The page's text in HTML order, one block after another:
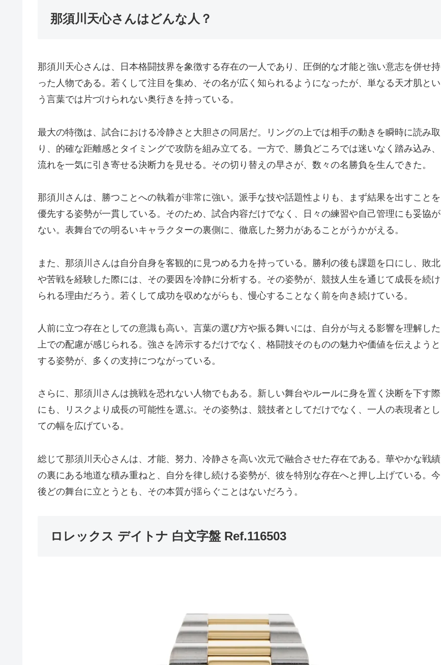
那須川天心さんはどんな人？
那須川天心さんは、日本格闘技界を象徴する存在の一人であり、圧倒的な才能と強い意志を併せ持
った人物である。若くして注目を集め、その名が広く知られるようになったが、単なる天才肌とい
う言葉では片づけられない奥行きを持っている。
最大の特徴は、試合における冷静さと大胆さの同居だ。リングの上では相手の動きを瞬時に読み取
り、的確な距離感とタイミングで攻防を組み立てる。一方で、勝負どころでは迷いなく踏み込み、
流れを一気に引き寄せる決断力を見せる。その切り替えの早さが、数々の名勝負を生んできた。
那須川さんは、勝つことへの執着が非常に強い。派手な技や話題性よりも、まず結果を出すことを
優先する姿勢が一貫している。そのため、試合内容だけでなく、日々の練習や自己管理にも妥協が
ない。表舞台での明るいキャラクターの裏側に、徹底した努力があることがうかがえる。
また、那須川さんは自分自身を客観的に見つめる力を持っている。勝利の後も課題を口にし、敗北
や苦戦を経験した際には、その要因を冷静に分析する。その姿勢が、競技人生を通じて成長を続け
られる理由だろう。若くして成功を収めながらも、慢心することなく前を向き続けている。
人前に立つ存在としての意識も高い。言葉の選び方や振る舞いには、自分が与える影響を理解した
上での配慮が感じられる。強さを誇示するだけでなく、格闘技そのものの魅力や価値を伝えようと
する姿勢が、多くの支持につながっている。
さらに、那須川さんは挑戦を恐れない人物でもある。新しい舞台やルールに身を置く決断を下す際
にも、リスクより成長の可能性を選ぶ。その姿勢は、競技者としてだけでなく、一人の表現者とし
ての幅を広げている。
総じて那須川天心さんは、才能、努力、冷静さを高い次元で融合させた存在である。華やかな戦績
の裏にある地道な積み重ねと、自分を律し続ける姿勢が、彼を特別な存在へと押し上げている。今
後どの舞台に立とうとも、その本質が揺らぐことはないだろう。
ロレックス デイトナ 白文字盤 Ref.116503